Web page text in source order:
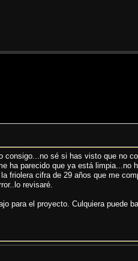
sé si has visto que no
ha parecido que ya está limpia...no
friolera cifra de 29 años que me
revisaré.
para el proyecto. Culquiera puede